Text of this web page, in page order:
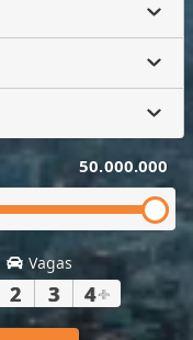
50.000.000
Vagas
2 3 4+